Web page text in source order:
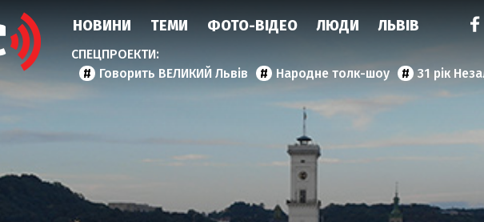
НОВИНИ ТЕМИ ФОТО-ВІДЕО ЛЮДИ ЛЬВІВ
Говорить ВЕЛИКИЙ Львів Народне толк-шоу 31 рік